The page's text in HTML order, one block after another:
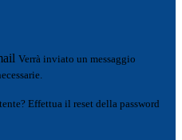
Verrà inviato un messaggio
Effettua il reset della password